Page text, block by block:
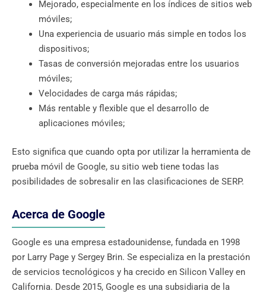
Mejorado, especialmente en los índices de sitios web
móviles;
Una experiencia de usuario más simple en todos los
dispositivos;
Tasas de conversión mejoradas entre los usuarios
móviles;
Velocidades de carga más rápidas;
Más rentable y flexible que el desarrollo de
aplicaciones móviles;
Esto significa que cuando opta por utilizar la herramienta de
prueba móvil de Google, su sitio web tiene todas las
posibilidades de sobresalir en las clasificaciones de SERP.
Acerca de Google
Google es una empresa estadounidense, fundada en 1998
por Larry Page y Sergey Brin. Se especializa en la prestación
de servicios tecnológicos y ha crecido en Silicon Valley en
California. Desde 2015, Google es una subsidiaria de la